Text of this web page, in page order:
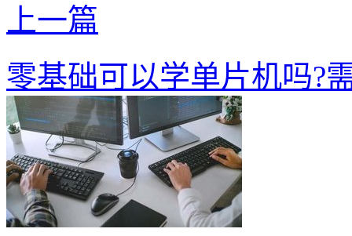
上一篇
零基础可以学单片机吗?